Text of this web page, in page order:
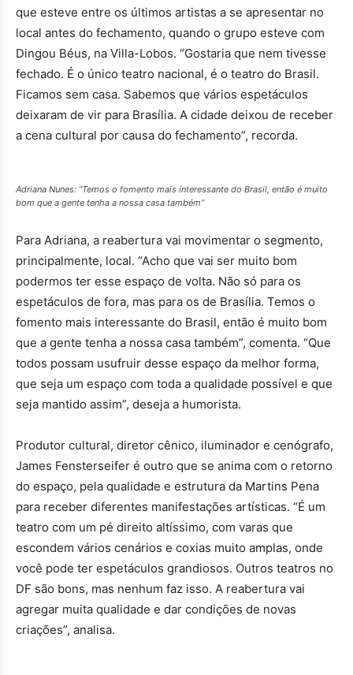
que esteve entre os últimos artistas a se apresentar no
local antes do fechamento, quando o grupo esteve com
Dingou Béus, na Villa-Lobos. “Gostaria que nem tivesse
fechado. É o único teatro nacional, é o teatro do Brasil.
Ficamos sem casa. Sabemos que vários espetáculos
deixaram de vir para Brasília. A cidade deixou de receber
a cena cultural por causa do fechamento”, recorda.
Adriana Nunes: “Temos o fomento mais interessante do Brasil, então é muito
bom que a gente tenha a nossa casa também”
Para Adriana, a reabertura vai movimentar o segmento,
principalmente, local. “Acho que vai ser muito bom
podermos ter esse espaço de volta. Não só para os
espetáculos de fora, mas para os de Brasília. Temos o
fomento mais interessante do Brasil, então é muito bom
que a gente tenha a nossa casa também”, comenta. “Que
todos possam usufruir desse espaço da melhor forma,
que seja um espaço com toda a qualidade possível e que
seja mantido assim”, deseja a humorista.
Produtor cultural, diretor cênico, iluminador e cenógrafo,
James Fensterseifer é outro que se anima com o retorno
do espaço, pela qualidade e estrutura da Martins Pena
para receber diferentes manifestações artísticas. “É um
teatro com um pé direito altíssimo, com varas que
escondem vários cenários e coxias muito amplas, onde
você pode ter espetáculos grandiosos. Outros teatros no
DF são bons, mas nenhum faz isso. A reabertura vai
agregar muita qualidade e dar condições de novas
criações”, analisa.